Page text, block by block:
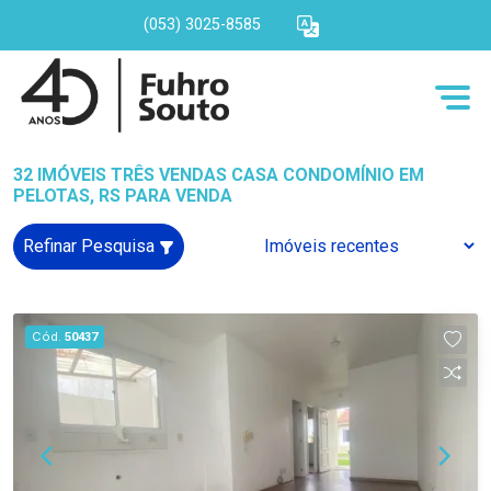
(053) 3025-8585
32 IMÓVEIS TRÊS VENDAS CASA CONDOMÍNIO EM
PELOTAS, RS PARA VENDA
Refinar Pesquisa
Cód. 50437